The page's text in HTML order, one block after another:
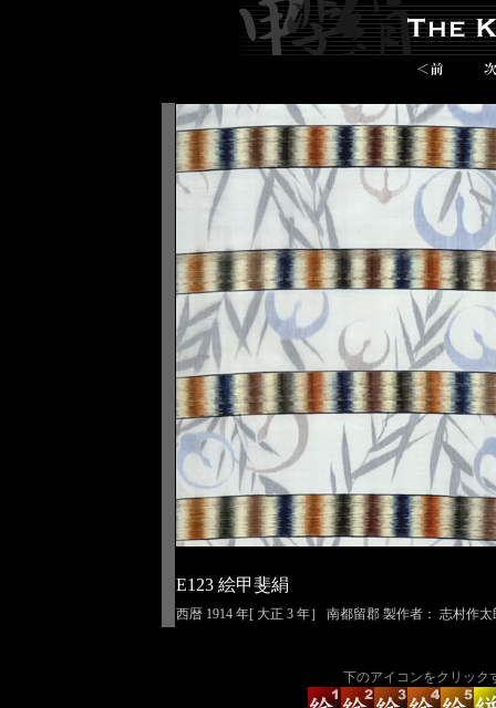
E123 絵甲斐絹
西暦 1914 年[ 大正 3 年］ 南都留郡 製作者： 志村作太
下のアイコンをクリック